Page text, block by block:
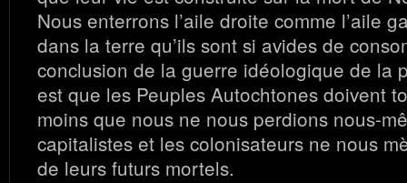
Nous enterrons l’aile droite comme l’aile
dans la terre qu’ils sont si avides de
conclusion de la guerre idéologique de la
est que les Peuples Autochtones doivent
moins que nous ne nous perdions nous-
capitalistes et les colonisateurs ne nous
de leurs futurs mortels.